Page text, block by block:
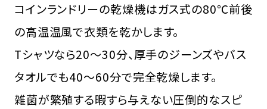
コインランドリーの乾燥機はガス式の80℃前後
の高温温風で衣類を乾かします。
Tシャツなら20〜30分、厚手のジーンズやバス
タオルでも40〜60分で完全乾燥します。
雑菌が繁殖する暇すら与えない圧倒的なスピ